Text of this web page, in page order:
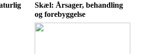
Skæl: Årsager, behandling
og forebyggelse